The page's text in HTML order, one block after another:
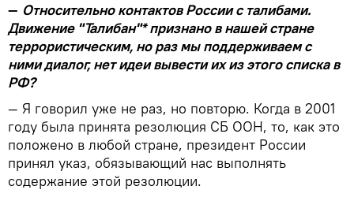
— Относительно контактов России с талибами.
Движение "Талибан"* признано в нашей стране
террористическим, но раз мы поддерживаем с
ними диалог, нет идеи вывести их из этого списка в
РФ?
— Я говорил уже не раз, но повторю. Когда в 2001
году была принята резолюция СБ ООН, то, как это
положено в любой стране, президент России
принял указ, обязывающий нас выполнять
содержание этой резолюции.